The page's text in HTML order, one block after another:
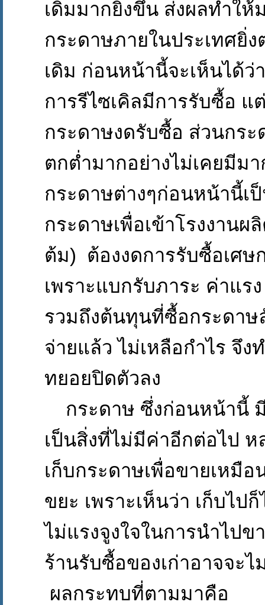
เดิมมากยิ่งขึ้น ส่งผลทำให้
กระดาษภายในประเทศยิ่
เดิม ก่อนหน้านี้จะเห็นได้ว่
การรีไซเคิลมีการรับซื้อ
กระดาษงดรับซื้อ ส่วนกร
ตกต่ำมากอย่างไม่เคยมีม
กระดาษต่างๆก่อนหน้านี้เ
กระดาษเพื่อเข้าโรงงานผ
ต้ม) ต้องงดการรับซื้อเศษ
เพราะแบกรับภาระ ค่าแร
รวมถึงต้นทุนที่ซื้อกระดาษ
จ่ายแล้ว ไม่เหลือกำไร จึง
ทยอยปิดตัวลง
กระดาษ ซึ่งก่อนหน้านี้
เป็นสิ่งที่ไม่มีค่าอีกต่อไป ห
เก็บกระดาษเพื่อขายเหมื
ขยะ เพราะเห็นว่า เก็บไป
ไม่แรงจูงใจในการนำไป
ร้านรับซื้อของเก่าอาจจะไ
ผลกระทบที่ตามมาคือ